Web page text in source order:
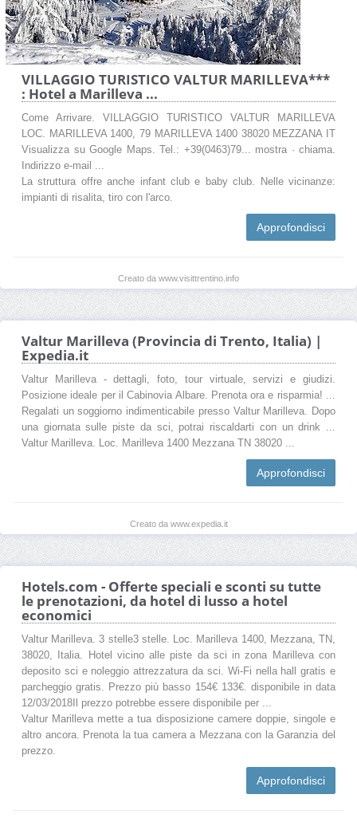
VILLAGGIO TURISTICO VALTUR MARILLEVA***
: Hotel a Marilleva ...
Come Arrivare. VILLAGGIO TURISTICO VALTUR MARILLEVA
LOC. MARILLEVA 1400, 79 MARILLEVA 1400 38020 MEZZANA IT
Visualizza su Google Maps. Tel.: +39(0463)79... mostra · chiama.
Indirizzo e-mail ...
La struttura offre anche infant club e baby club. Nelle vicinanze:
impianti di risalita, tiro con l'arco.
Approfondisci
Creato da www.visittrentino.info
Valtur Marilleva (Provincia di Trento, Italia) |
Expedia.it
Valtur Marilleva - dettagli, foto, tour virtuale, servizi e giudizi.
Posizione ideale per il Cabinovia Albare. Prenota ora e risparmia! ...
Regalati un soggiorno indimenticabile presso Valtur Marilleva. Dopo
una giornata sulle piste da sci, potrai riscaldarti con un drink ...
Valtur Marilleva. Loc. Marilleva 1400 Mezzana TN 38020 ...
Approfondisci
Creato da www.expedia.it
Hotels.com - Offerte speciali e sconti su tutte
le prenotazioni, da hotel di lusso a hotel
economici
Valtur Marilleva. 3 stelle3 stelle. Loc. Marilleva 1400, Mezzana, TN,
38020, Italia. Hotel vicino alle piste da sci in zona Marilleva con
deposito sci e noleggio attrezzatura da sci. Wi-Fi nella hall gratis e
parcheggio gratis. Prezzo più basso 154€ 133€. disponibile in data
12/03/2018Il prezzo potrebbe essere disponibile per ...
Valtur Marilleva mette a tua disposizione camere doppie, singole e
altro ancora. Prenota la tua camera a Mezzana con la Garanzia del
prezzo.
Approfondisci